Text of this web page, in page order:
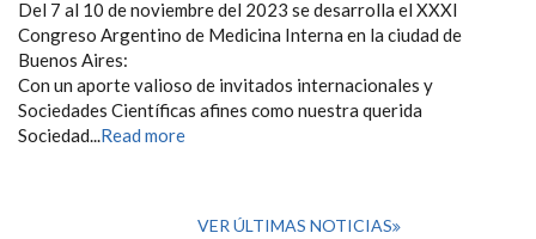
Del 7 al 10 de noviembre del 2023 se desarrolla el XXXI
Congreso Argentino de Medicina Interna en la ciudad de
Buenos Aires:
Con un aporte valioso de invitados internacionales y
Sociedades Científicas afines como nuestra querida
Sociedad... Read more
VER ÚLTIMAS NOTICIAS